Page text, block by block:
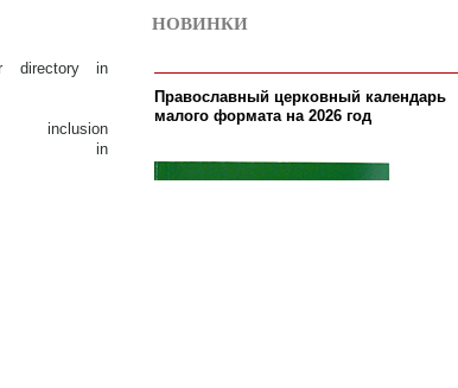
directory in
inclusion
php') in
НОВИНКИ
Православный церковный календарь
малого формата на 2026 год